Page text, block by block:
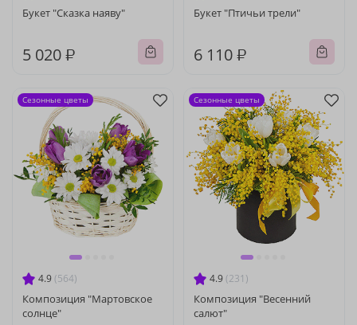
Букет "Сказка наяву"
5 020 ₽
Букет "Птичьи трели"
6 110 ₽
4.9 (564)
Композиция "Мартовское
солнце"
Сезонные цветы
4.9 (231)
Композиция "Весенний
салют"
Сезонные цветы